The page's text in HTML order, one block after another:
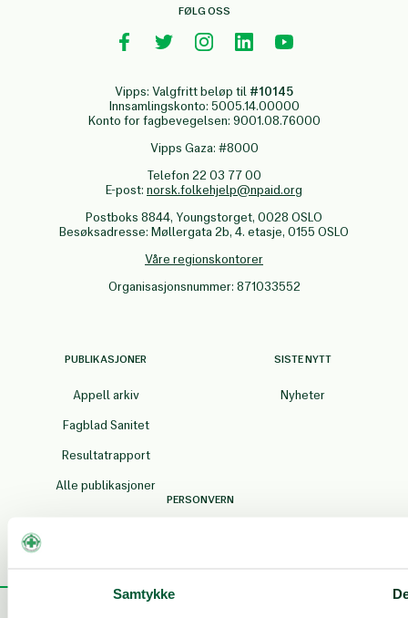
Samtykke
FØLG OSS
Vipps: Valgfritt beløp til #10145
Innsamlingskonto: 5005.14.00000
Konto for fagbevegelsen: 9001.08.76000
Vipps Gaza: #8000
Telefon 22 03 77 00
E-post: norsk.folkehjelp@npaid.org
Postboks 8844, Youngstorget, 0028 OSLO
Besøksadresse: Møllergata 2b, 4. etasje, 0155 OSLO
Våre regionskontorer
Organisasjonsnummer: 871033552
PUBLIKASJONER
Appell arkiv
Fagblad Sanitet
Resultatrapport
Alle publikasjoner
SISTE NYTT
Nyheter
PERSONVERN